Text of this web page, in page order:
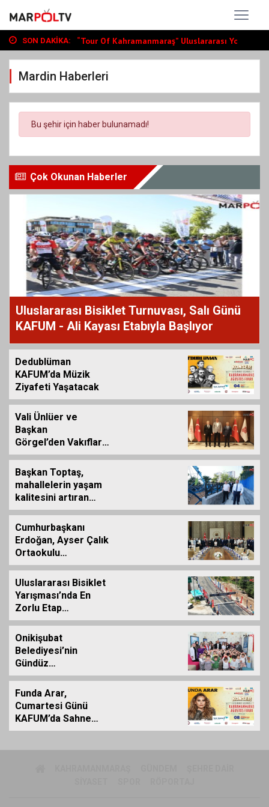
SON DAKIKA:
“Tour Of Kahramanmaraş” Uluslararası Yol...
Büyükşehir, Andırın’da Yol Yatırımlarını...
“Tour Of Kahramanmaraş” Uluslararası Yol...
Mardin Haberleri
Bu şehir için haber bulunamadı!
Çok Okunan Haberler
Uluslararası Bisiklet Turnuvası, Salı Günü
KAFUM - Ali Kayası Etabıyla Başlıyor
Dedublüman
KAFUM’da Müzik
Ziyafeti Yaşatacak
Vali Ünlüer ve
Başkan
Görgel’den Vakıflar
Genel Müdürlüğü’ne
ziyaret
Başkan Toptaş,
mahallelerin yaşam
kalitesini artıran
parkları ziyaret etti
Cumhurbaşkanı
Erdoğan, Ayser Çalık
Ortaokulu
Şehitlerinin
Aileleriyle Bir Araya
Geldi
Uluslararası Bisiklet
Yarışması’nda En
Zorlu Etap
Tamamlandı
Onikişubat
Belediyesi’nin
Gündüz
Bakımevi’nde yeni
dönemin ön kayıtları
başladı
Funda Arar,
Cumartesi Günü
KAFUM’da Sahne
Alacak